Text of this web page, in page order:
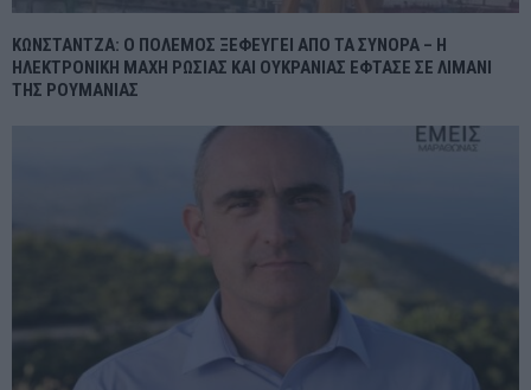
ΚΩΝΣΤΑΝΤΖΑ: Ο ΠΟΛΕΜΟΣ ΞΕΦΕΥΓΕΙ ΑΠΟ ΤΑ ΣΥΝΟΡΑ – Η
ΗΛΕΚΤΡΟΝΙΚΗ ΜΑΧΗ ΡΩΣΙΑΣ ΚΑΙ ΟΥΚΡΑΝΙΑΣ ΕΦΤΑΣΕ ΣΕ ΛΙΜΑΝΙ
ΤΗΣ ΡΟΥΜΑΝΙΑΣ